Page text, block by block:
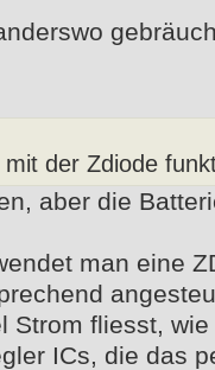
der Zdiode
aber die
man eine
Strom fliesst,
ICs, die das